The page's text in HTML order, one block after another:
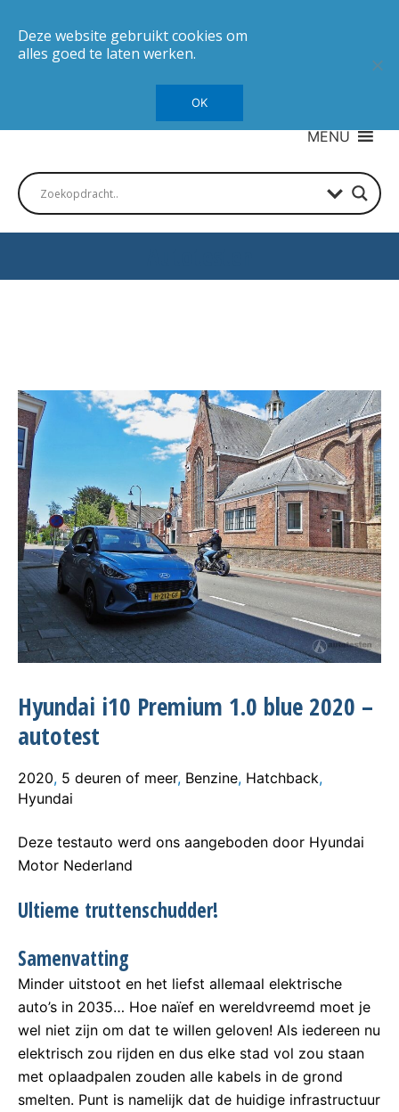
MENU
Hyundai i10 Premium 1.0 blue 2020 –
autotest
2020, 5 deuren of meer, Benzine, Hatchback,
Hyundai
Deze testauto werd ons aangeboden door Hyundai
Motor Nederland
Ultieme truttenschudder!
Samenvatting
Minder uitstoot en het liefst allemaal elektrische
auto’s in 2035… Hoe naïef en wereldvreemd moet je
wel niet zijn om dat te willen geloven! Als iedereen nu
elektrisch zou rijden en dus elke stad vol zou staan
met oplaadpalen zouden alle kabels in de grond
smelten. Punt is namelijk dat de huidige infrastructuur
Deze website gebruikt cookies om
alles goed te laten werken.
OK